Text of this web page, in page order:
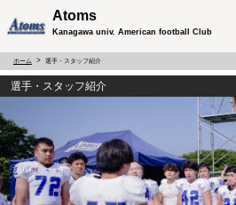
Atoms
Kanagawa univ. American football Club
ホーム 選手・スタッフ紹介
選手・スタッフ紹介